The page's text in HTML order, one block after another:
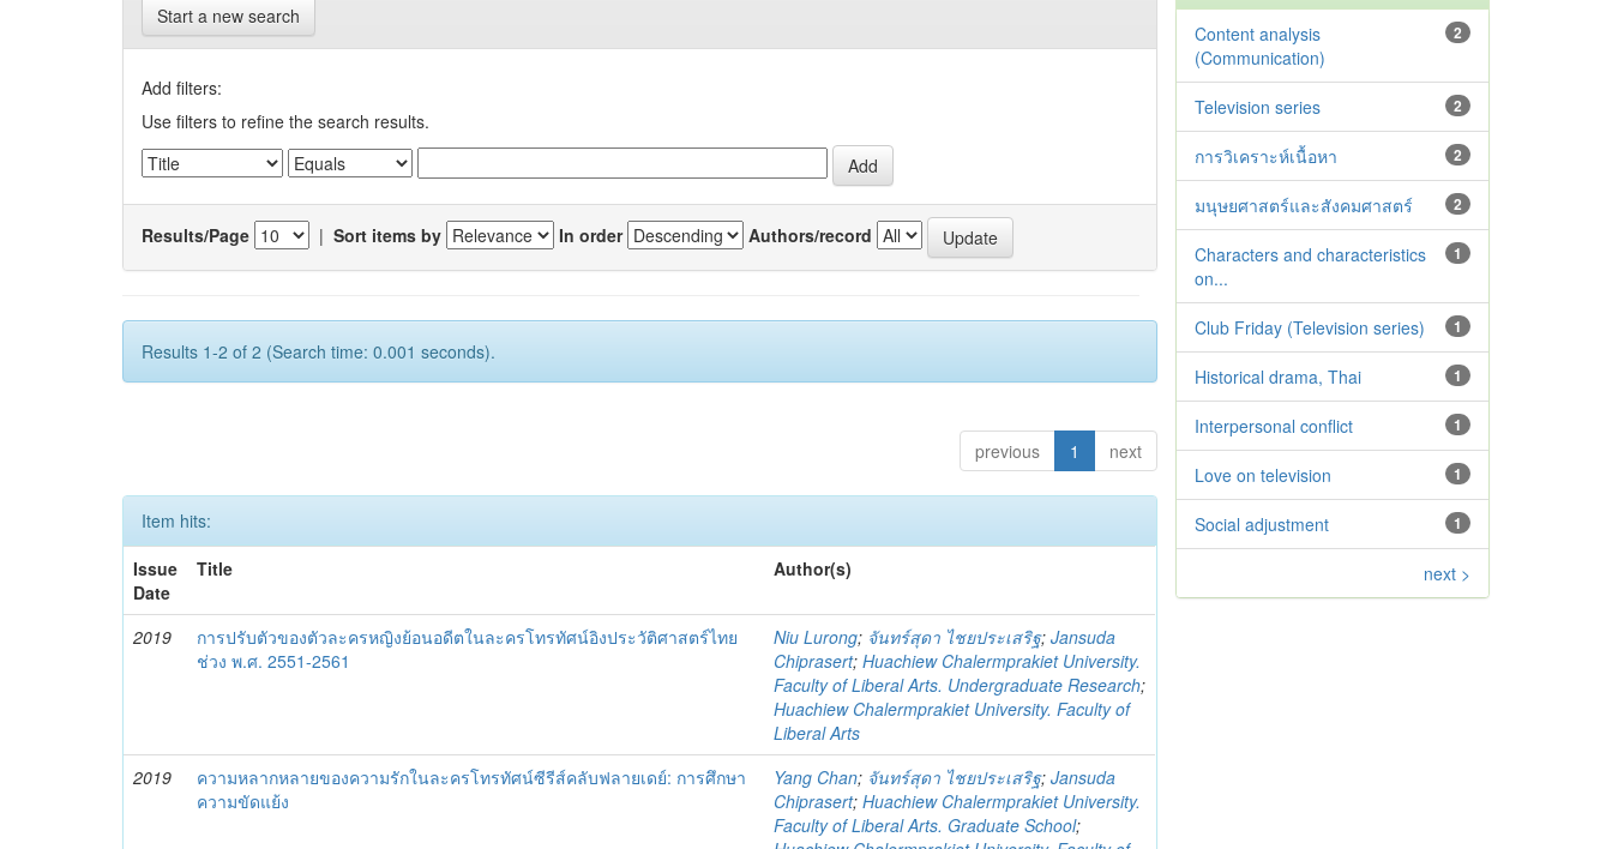
Start a new search
Add filters:
Use filters to refine the search results.
Results/Page | Sort items by In order Authors/record
Results 1-2 of 2 (Search time: 0.001 seconds).
previous 1 next
Item hits:
Issue
Date
Title Author(s)
2019
การปรับตัวของตัวละครหญิงย้อนอดีตในละครโทรทัศน์อิงประวัติศาสตร์ไทย
ช่วง พ.ศ. 2551-2561
Niu Lurong; จันทร์สุดา ไชยประเสริฐ;Jansuda
Chiprasert;Huachiew Chalermprakiet University.
Faculty of Liberal Arts. Undergraduate Research;
Huachiew Chalermprakiet University. Faculty of
Liberal Arts
2019
ความหลากหลายของความรักในละครโทรทัศน์ซีรีส์คลับฟลายเดย์: การศึกษา
ความขัดแย้ง
Yang Chan; จันทร์สุดา ไชยประเสริฐ;Jansuda
Chiprasert;Huachiew Chalermprakiet University.
Faculty of Liberal Arts. Graduate School;
2
Content analysis
(Communication)
2
Television series
2
การวิเคราะห์เนื้อหา
2
มนุษยศาสตร์และสังคมศาสตร์
1
Characters and characteristics
on...
1
Club Friday (Television series)
1
Historical drama, Thai
1
Interpersonal conflict
1
Love on television
1
Social adjustment
next >